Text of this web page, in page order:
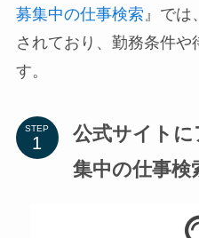
募集中の仕事検索 』で
されており、勤務条件や
す。
STEP
公式サイト
集中の仕事検